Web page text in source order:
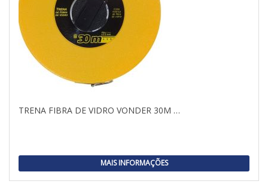
TRENA FIBRA DE VIDRO VONDER 30M …
MAIS INFORMAÇÕES